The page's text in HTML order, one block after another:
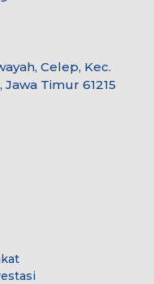
Celep, Kec.
Timur 61215